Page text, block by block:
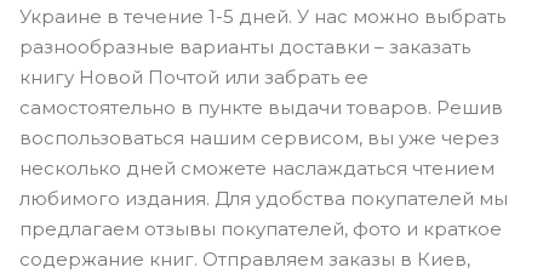
Украине в течение 1-5 дней. У нас можно выбрать
разнообразные варианты доставки – заказать
книгу Новой Почтой или забрать ее
самостоятельно в пункте выдачи товаров. Решив
воспользоваться нашим сервисом, вы уже через
несколько дней сможете наслаждаться чтением
любимого издания. Для удобства покупателей мы
предлагаем отзывы покупателей, фото и краткое
содержание книг. Отправляем заказы в Киев,